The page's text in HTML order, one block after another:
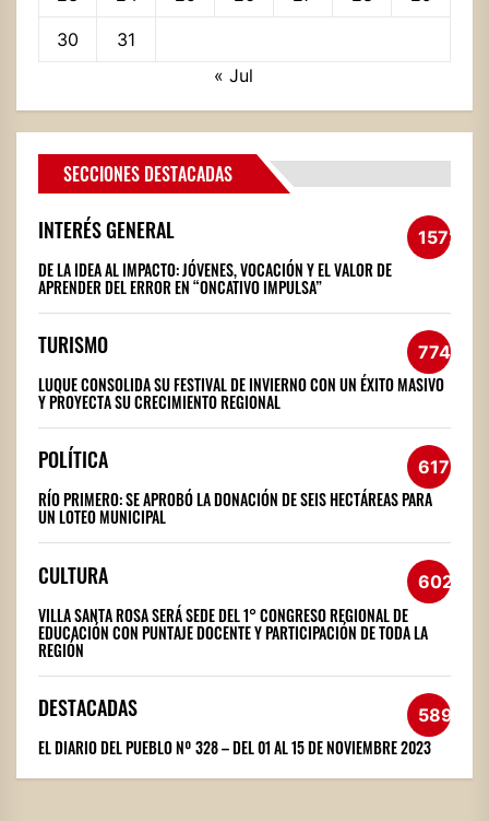
30
31
« Jul
SECCIONES DESTACADAS
INTERÉS GENERAL 1572
DE LA IDEA AL IMPACTO: JÓVENES, VOCACIÓN Y EL VALOR DE
APRENDER DEL ERROR EN “ONCATIVO IMPULSA”
TURISMO 774
LUQUE CONSOLIDA SU FESTIVAL DE INVIERNO CON UN ÉXITO MASIVO
Y PROYECTA SU CRECIMIENTO REGIONAL
POLÍTICA 617
RÍO PRIMERO: SE APROBÓ LA DONACIÓN DE SEIS HECTÁREAS PARA
UN LOTEO MUNICIPAL
CULTURA 602
VILLA SANTA ROSA SERÁ SEDE DEL 1° CONGRESO REGIONAL DE
EDUCACIÓN CON PUNTAJE DOCENTE Y PARTICIPACIÓN DE TODA LA
REGIÓN
DESTACADAS 589
EL DIARIO DEL PUEBLO Nº 328 – DEL 01 AL 15 DE NOVIEMBRE 2023